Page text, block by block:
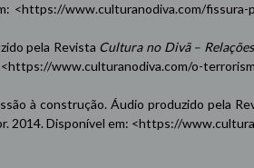
<https://www.culturanodiva.com/fissura-
pela Revista Cultura no Divã –
https://www.culturanodiva.com/o-
à construção. Áudio produzido pela
2014. Disponível em: <https://